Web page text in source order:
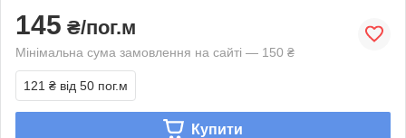
145 ₴/пог.м
Мінімальна сума замовлення на сайті — 150 ₴
121 ₴ від 50 пог.м
Купити